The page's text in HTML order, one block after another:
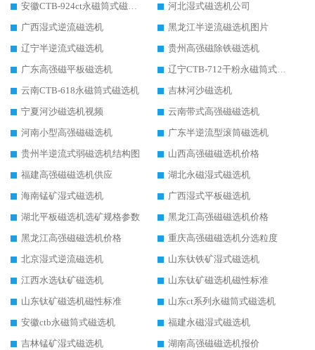
安徽CTB-924ct永磁筒式磁选机
河北湿式磁选机公司
广西湿式逆流磁选机
黑龙江半逆流磁选机图片
辽宁半逆流式磁选机
贵州高强磁除铁磁选机
广东高强磁平板磁选机
辽宁CTB-712干粉永磁筒式磁选机
云南CTB-618永磁筒式磁选机
吉林河沙磁选机
宁夏河沙磁选机视频
云南带式高强磁磁选机
河南小型高强磁磁选机
广东半逆流型滚筒磁选机
贵州半逆流式弱磁选机结构图
山西高强磁磁选机价格
福建高强磁磁选机供应
湖北永磁湿式磁选机
海南锰矿湿式磁选机
广西湿式平板磁选机
湖北平板磁选机选矿规格参数
黑龙江高强磁磁选机价格
黑龙江高强磁磁选机价格
重庆高强磁磁选机分选粒度
北京湿式逆流磁选机
山东钛铁矿湿式磁选机
江西水选钛矿磁选机
山东钛矿磁选机磁性标准
山东钛矿磁选机磁性标准
山东ct系列永磁筒式磁选机
安徽ctb永磁筒式磁选机
福建永磁湿式磁选机
吉林锰矿湿式磁选机
湖南高强磁磁选机报价